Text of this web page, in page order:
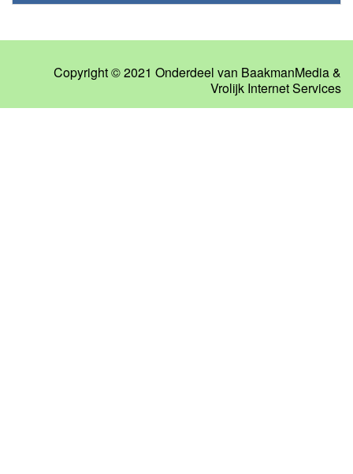
Copyright © 2021 Onderdeel van BaakmanMedia&
Vrolijk Internet Services